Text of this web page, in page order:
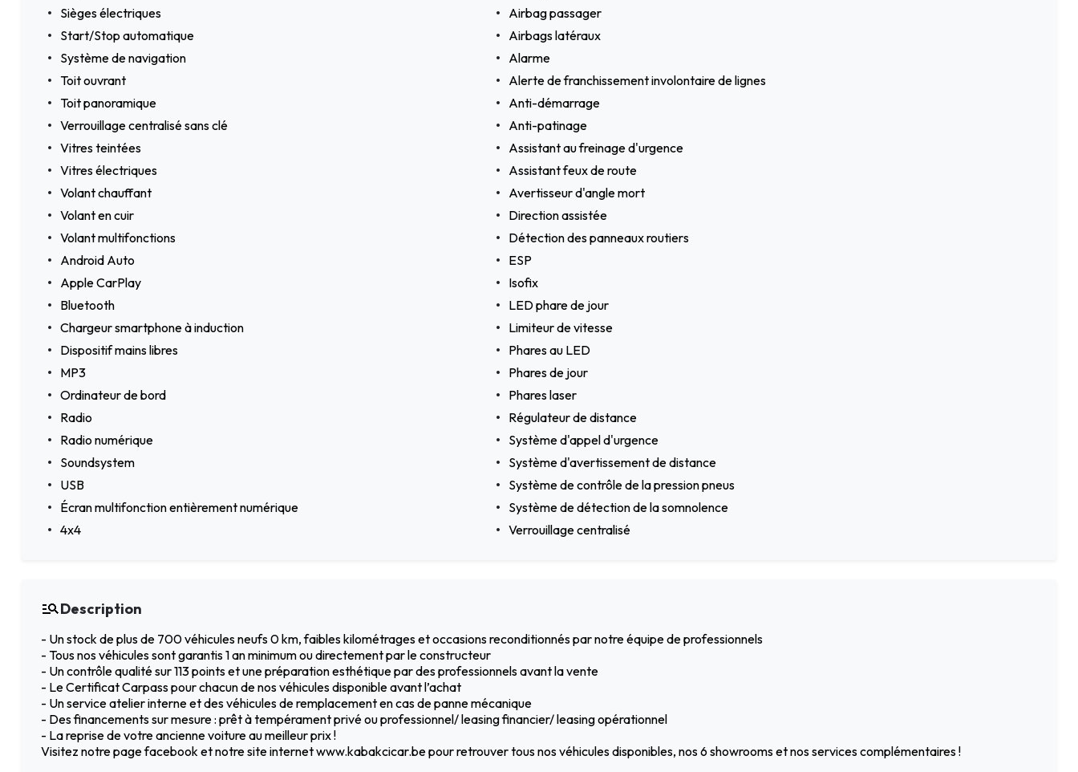
Sièges électriques
Airbag passager
Start/Stop automatique
Airbags latéraux
Système de navigation
Alarme
Toit ouvrant
Alerte de franchissement involontaire de lignes
Toit panoramique
Anti-démarrage
Verrouillage centralisé sans clé
Anti-patinage
Vitres teintées
Assistant au freinage d'urgence
Vitres électriques
Assistant feux de route
Volant chauffant
Avertisseur d'angle mort
Volant en cuir
Direction assistée
Volant multifonctions
Détection des panneaux routiers
Android Auto
ESP
Apple CarPlay
Isofix
Bluetooth
LED phare de jour
Chargeur smartphone à induction
Limiteur de vitesse
Dispositif mains libres
Phares au LED
MP3
Phares de jour
Ordinateur de bord
Phares laser
Radio
Régulateur de distance
Radio numérique
Système d'appel d'urgence
Soundsystem
Système d'avertissement de distance
USB
Système de contrôle de la pression pneus
Écran multifonction entièrement numérique
Système de détection de la somnolence
4x4
Verrouillage centralisé
Description
- Un stock de plus de 700 véhicules neufs 0 km, faibles kilométrages et occasions reconditionnés par notre équipe de professionnels
- Tous nos véhicules sont garantis 1 an minimum ou directement par le constructeur
- Un contrôle qualité sur 113 points et une préparation esthétique par des professionnels avant la vente
- Le Certificat Carpass pour chacun de nos véhicules disponible avant l’achat
- Un service atelier interne et des véhicules de remplacement en cas de panne mécanique
- Des financements sur mesure : prêt à tempérament privé ou professionnel/ leasing financier/ leasing opérationnel
- La reprise de votre ancienne voiture au meilleur prix !
Visitez notre page facebook et notre site internet www.kabakcicar.be pour retrouver tous nos véhicules disponibles, nos 6 showrooms et nos services complémentaires !